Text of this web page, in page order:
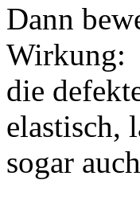
Dann
Wirkung:
die
elastisch,
sogar